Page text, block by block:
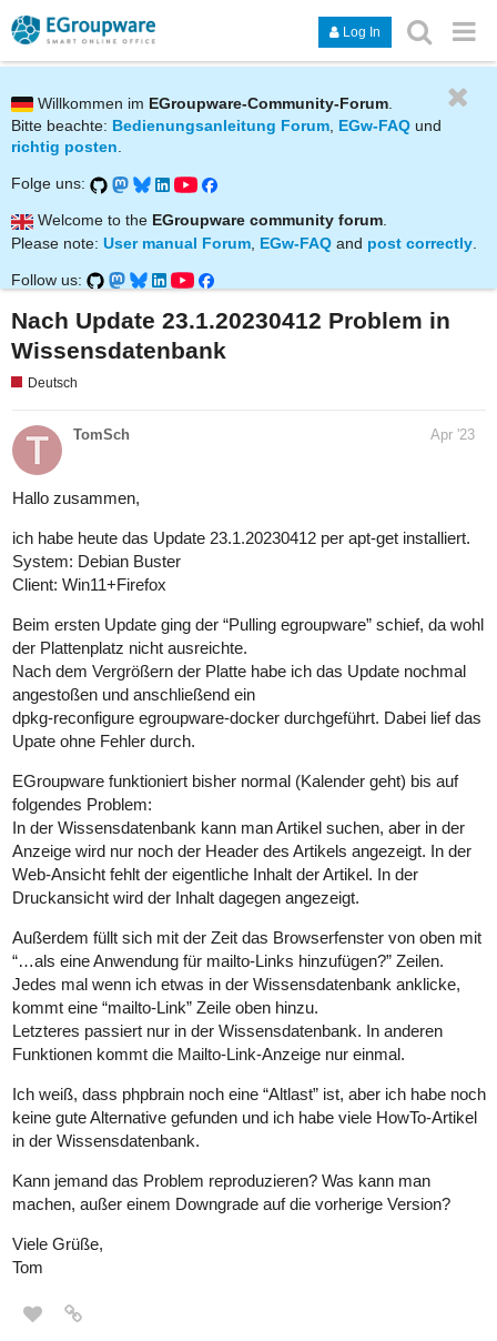
Log In
Willkommen im EGroupware-Community-Forum
Bitte beachte: Bedienungsanleitung Forum, EGw-FAQ und
richtig posten.
Folge uns:
Welcome to the EGroupware community forum.
Please note: User manual Forum EGw-FAQ and post correctly
Follow us:
Nach Update 23.1.20230412 Problem in
Wissensdatenbank
Deutsch
TomSch Apr '23
Hallo zusammen,
ich habe heute das Update 23.1.20230412 per apt-get installiert.
System: Debian Buster
Client: Win11+Firefox
Beim ersten Update ging der “Pulling egroupware” schief, da wohl
der Plattenplatz nicht ausreichte.
Nach dem Vergrößern der Platte habe ich das Update nochmal
angestoßen und anschließend ein
dpkg-reconfigure egroupware-docker durchgeführt. Dabei lief das
Upate ohne Fehler durch.
EGroupware funktioniert bisher normal (Kalender geht) bis auf
folgendes Problem:
In der Wissensdatenbank kann man Artikel suchen, aber in der
Anzeige wird nur noch der Header des Artikels angezeigt. In der
Web-Ansicht fehlt der eigentliche Inhalt der Artikel. In der
Druckansicht wird der Inhalt dagegen angezeigt.
Außerdem füllt sich mit der Zeit das Browserfenster von oben mit
“…als eine Anwendung für mailto-Links hinzufügen?” Zeilen.
Jedes mal wenn ich etwas in der Wissensdatenbank anklicke,
kommt eine “mailto-Link” Zeile oben hinzu.
Letzteres passiert nur in der Wissensdatenbank. In anderen
Funktionen kommt die Mailto-Link-Anzeige nur einmal.
Ich weiß, dass phpbrain noch eine “Altlast” ist, aber ich habe noch
keine gute Alternative gefunden und ich habe viele HowTo-Artikel
in der Wissensdatenbank.
Kann jemand das Problem reproduzieren? Was kann man
machen, außer einem Downgrade auf die vorherige Version?
Viele Grüße,
Tom